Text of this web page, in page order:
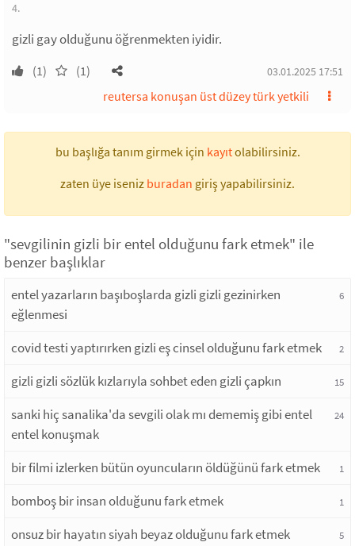
4.
gizli gay olduğunu öğrenmekten iyidir.
(1) (1) 03.01.2025 17:51
reutersa konuşan üst düzey türk yetkili
bu başlığa tanım girmek için kayıtolabilirsiniz.
zaten üye iseniz buradan giriş yapabilirsiniz.
"sevgilinin gizli bir entel olduğunu fark etmek" ile
benzer başlıklar
entel yazarların başıboşlarda gizli gizli gezinirken
eğlenmesi
6
covid testi yaptırırken gizli eş cinsel olduğunu fark etmek 2
gizli gizli sözlük kızlarıyla sohbet eden gizli çapkın 15
sanki hiç sanalika'da sevgili olak mı dememiş gibi entel
entel konuşmak
24
bir filmi izlerken bütün oyuncuların öldüğünü fark etmek 1
bomboş bir insan olduğunu fark etmek 1
onsuz bir hayatın siyah beyaz olduğunu fark etmek 5